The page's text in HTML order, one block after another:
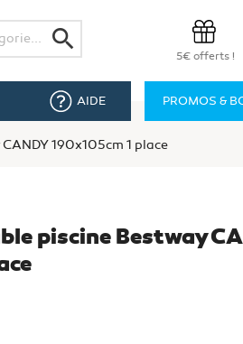
search
5€ offerts !
AIDE PROMOS &
190x105cm 1 place
piscine Bestway